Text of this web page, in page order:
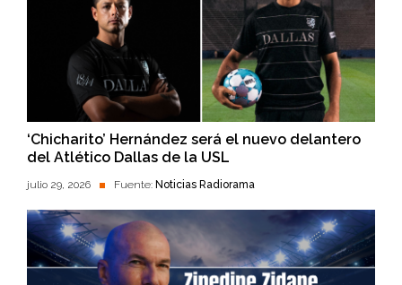
‘Chicharito’ Hernández será el nuevo delantero
del Atlético Dallas de la USL
julio 29, 2026 Fuente: Noticias Radiorama